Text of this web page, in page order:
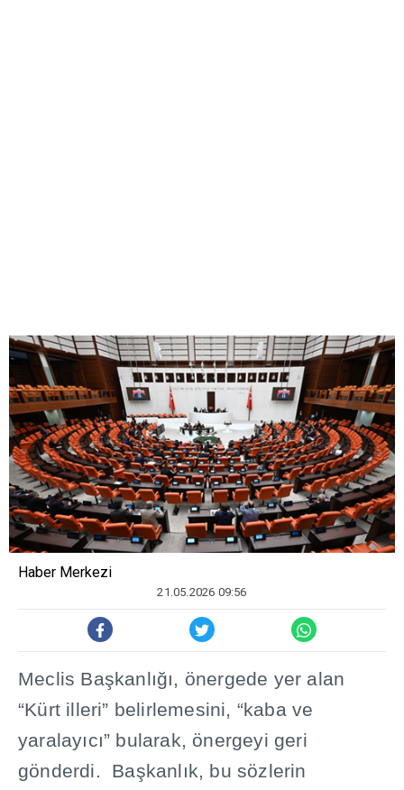
Haber Merkezi
21.05.2026 09:56
Meclis Başkanlığı, önergede yer alan
“Kürt illeri” belirlemesini, “kaba ve
yaralayıcı” bularak, önergeyi geri
gönderdi.
Başkanlık, bu sözlerin